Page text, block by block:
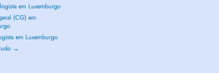
em Luxemburgo
(CG) em
em Luxemburgo
→